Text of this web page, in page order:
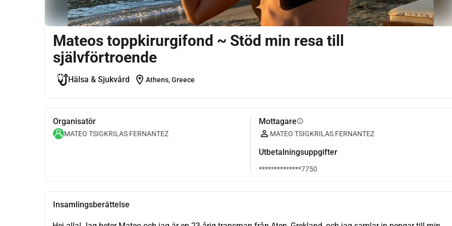
Mateos toppkirurgifond ~ Stöd min resa till
självförtroende
Hälsa & Sjukvård location_on Athens, Greece
Organisatör
MATEO TSIGKRILAS FERNANTEZ
Mottagareinfo
MATEO TSIGKRILAS FERNANTEZ
Utbetalningsuppgifter
**************7750
Insamlingsberättelse